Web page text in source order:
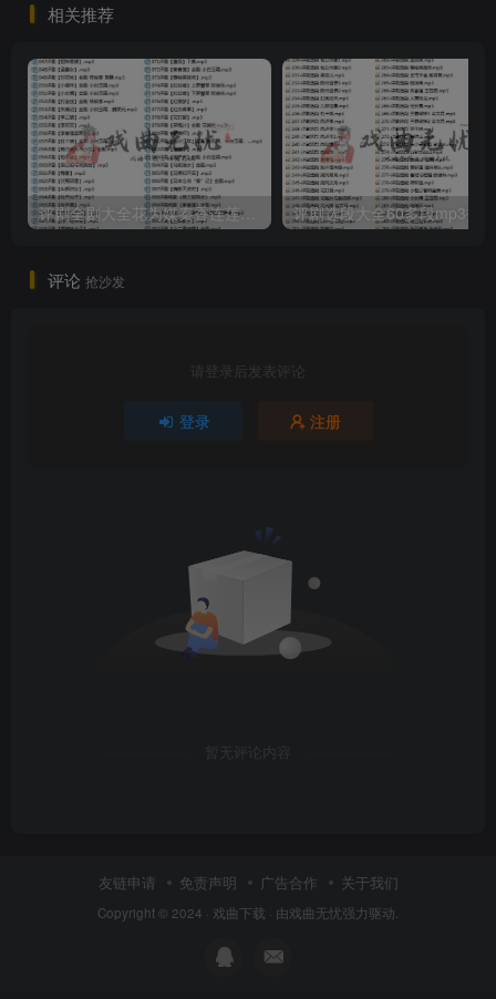
相关推荐
评剧全剧大全花为媒秦香连莲等47部mp3打包戏曲下载
评论 抢沙发
请登录后发表评论
登录 注册
暂无评论内容
友链申请 免责声明 广告合作 关于我们
Copyright © 2024 · 戏曲下载 · 由戏曲无忧强力驱动.